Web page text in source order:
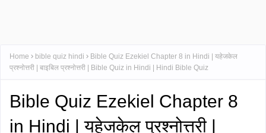
Home bible quiz hindi
Bible Quiz Ezekiel Chapter 8 in Hindi | यहेजकेल
प्रश्नोत्तरी | बाइबिल प्रश्नोत्तरी | Bible Quiz in Hindi | Hindi Bible Quiz
Bible Quiz Ezekiel Chapter 8
in Hindi | यहेजकेल प्रश्नोत्तरी |